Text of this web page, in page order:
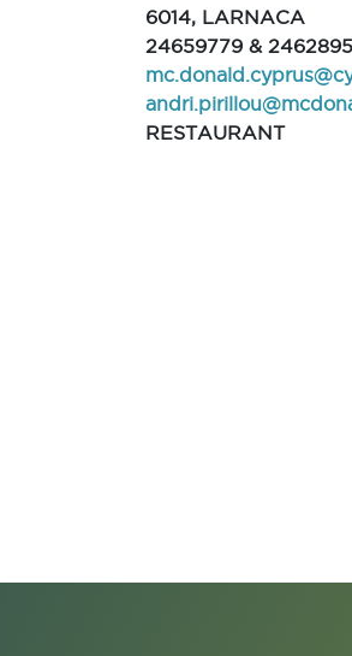
6014, LARNACA
24659779 &
RESTAURANT